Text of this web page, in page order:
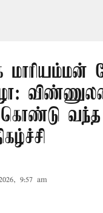
மாரியம்மன்
9:57 am